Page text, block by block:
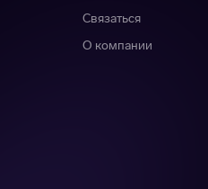
Связаться
О компании